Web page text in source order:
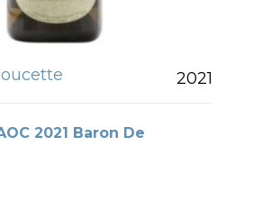
2021
2021 Baron De